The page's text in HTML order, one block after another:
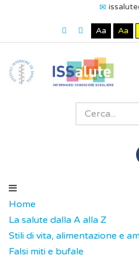
Aa Aa
Home
La salute dalla A alla Z
Stili di vita, alimentazione e
Falsi miti e bufale